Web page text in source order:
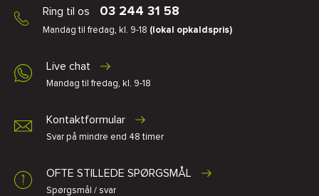
Ring til os 03 244 31 58
Mandag til fredag, kl. 9-18 (lokal opkaldspris)
Live chat
Mandag til fredag, kl. 9-18
Kontaktformular
Svar på mindre end 48 timer
OFTE STILLEDE SPØRGSMÅL
Spørgsmål / svar